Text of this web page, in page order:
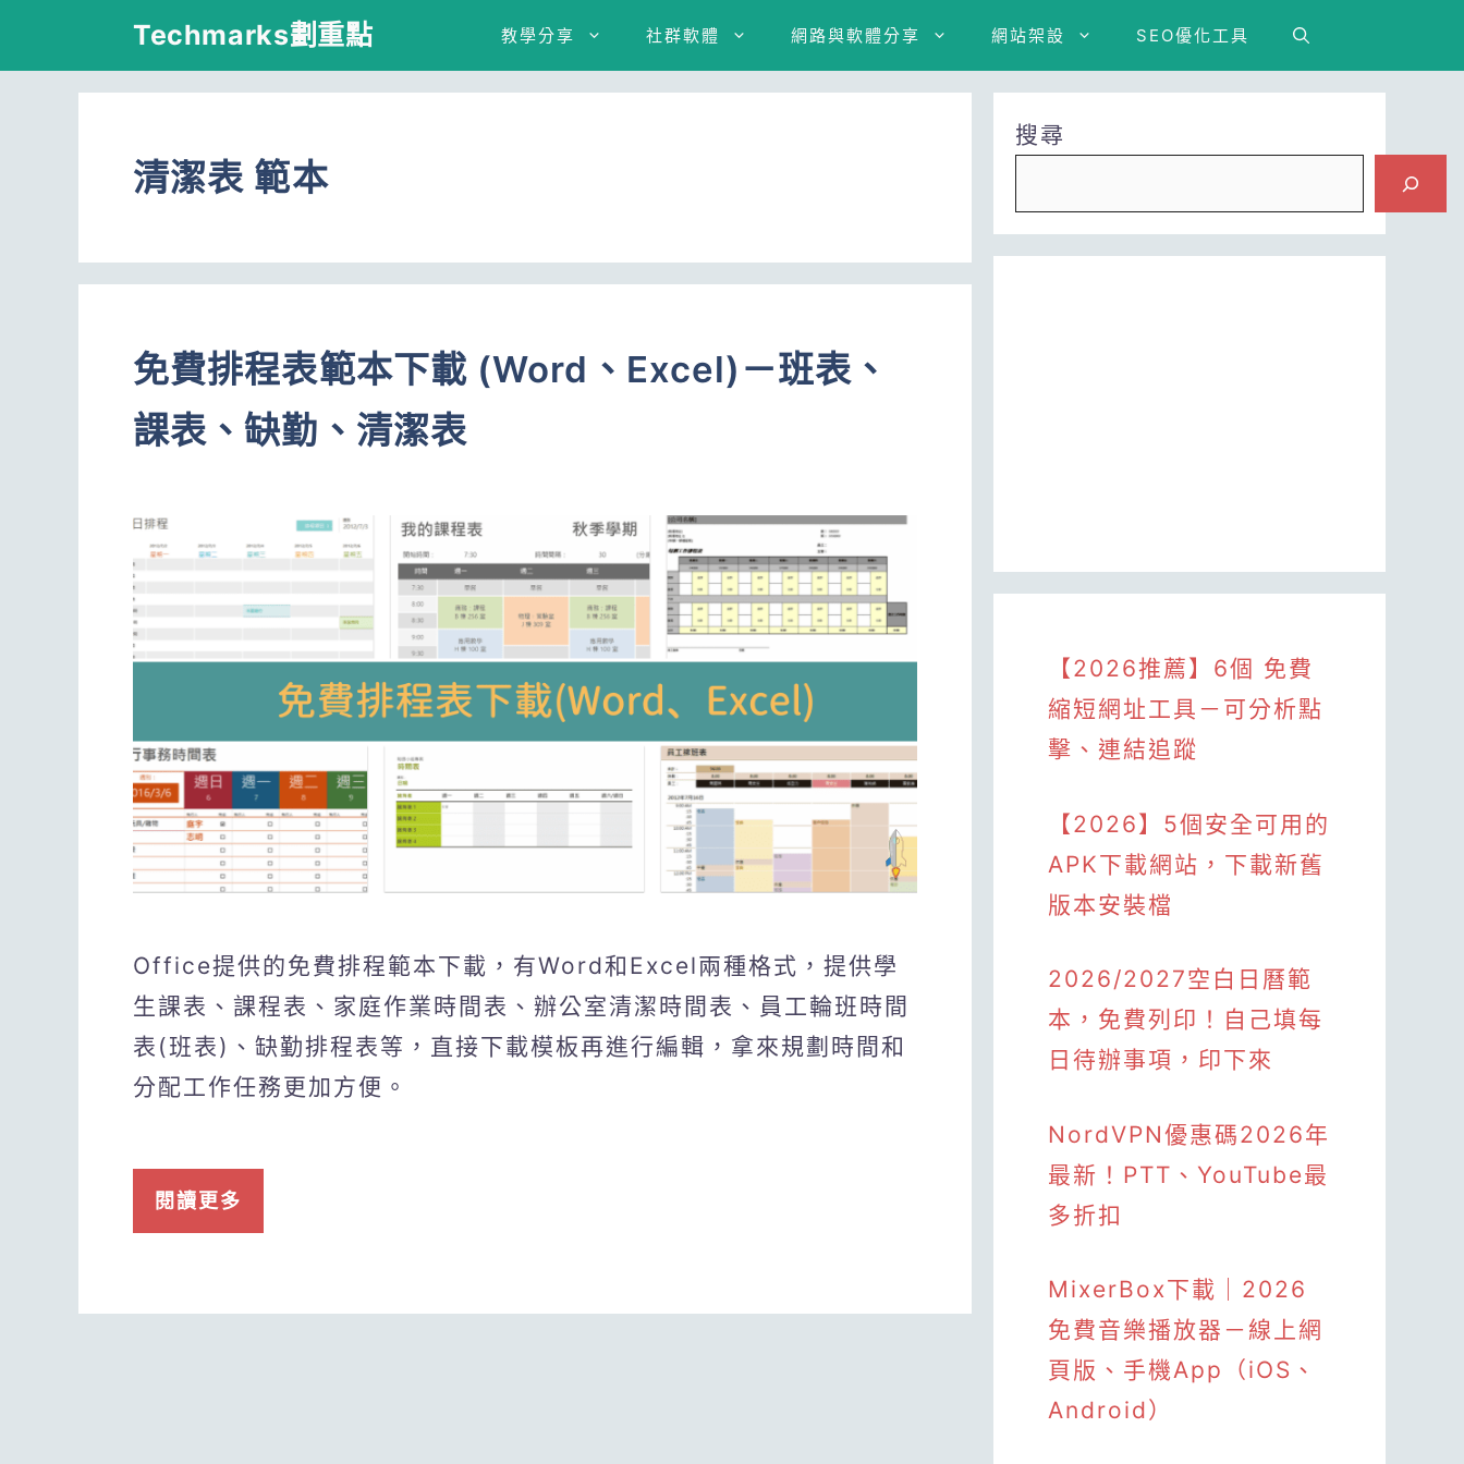
Techmarks劃重點 教學分享 社群軟體 網路與軟體分享 網站架設 SEO優化工具
清潔表 範本
免費排程表範本下載 (Word、Excel)－班表、
課表、缺勤、清潔表
Office提供的免費排程範本下載，有Word和Excel兩種格式，提供學
生課表、課程表、家庭作業時間表、辦公室清潔時間表、員工輪班時間
表(班表)、缺勤排程表等，直接下載模板再進行編輯，拿來規劃時間和
分配工作任務更加方便。
閱讀更多
搜尋
【2026推薦】6個 免費
縮短網址工具－可分析點
擊、連結追蹤
【2026】5個安全可用的
APK下載網站，下載新舊
版本安裝檔
2026/2027空白日曆範
本，免費列印！自己填每
日待辦事項，印下來
NordVPN優惠碼2026年
最新！PTT、YouTube最
多折扣
MixerBox下載｜2026
免費音樂播放器－線上網
頁版、手機App（iOS、
Android）